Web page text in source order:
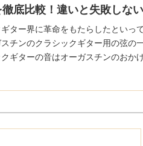
徹底比較！違いと失敗しな
ター界に革命をもたらしたといっ
チンのクラシックギター用の弦の
ギターの音はオーガスチンのおか
な、ナイロンを弦に使うというこ